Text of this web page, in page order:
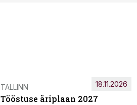
TALLINN
Tööstuse äriplaan 2027
18.11.2026